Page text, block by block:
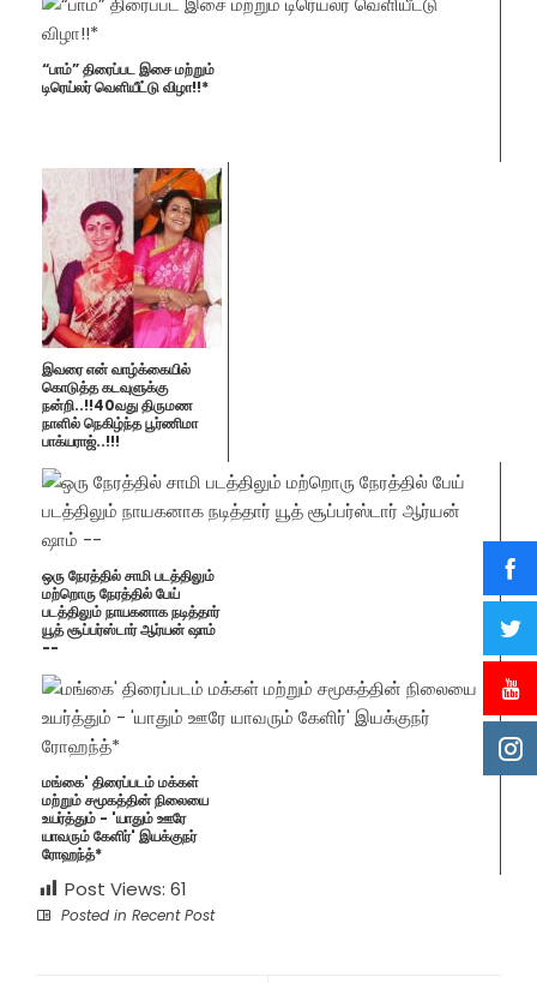
“பாம்” திரைப்பட இசை மற்றும்
டிரெய்லர் வெளியீட்டு விழா!!*
இவரை என் வாழ்க்கையில்
கொடுத்த கடவுளுக்கு
நன்றி..!!40வது திருமண
நாளில் நெகிழ்ந்த பூர்ணிமா
பாக்யராஜ்..!!!
ஒரு நேரத்தில் சாமி படத்திலும்
மற்றொரு நேரத்தில் பேய்
படத்திலும் நாயகனாக நடித்தார்
யூத் சூப்பர்ஸ்டார் ஆர்யன் ஷாம்
--
மங்கை' திரைப்படம் மக்கள்
மற்றும் சமூகத்தின் நிலையை
உயர்த்தும் - 'யாதும் ஊரே
யாவரும் கேளிர்' இயக்குநர்
ரோஹந்த்*
Post Views: 61
Posted in Recent Post